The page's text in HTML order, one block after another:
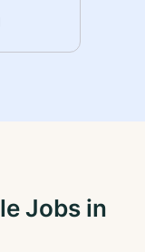
Jobs in